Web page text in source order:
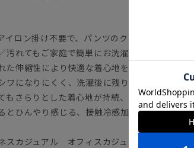
イロン掛け不要で、パンツのクリースライン（
汚れてもご家庭で簡単にお洗濯が可能です。
た伸縮性により快適な着心地を叶えます。
ワになりにくく、洗濯後に残りがちなシワも防
もさらりとした着心地が持続、お手入れの時短
とひんやり感じる、接触冷感加工を施していま
スカジュアル オフィスカジュアル スラック